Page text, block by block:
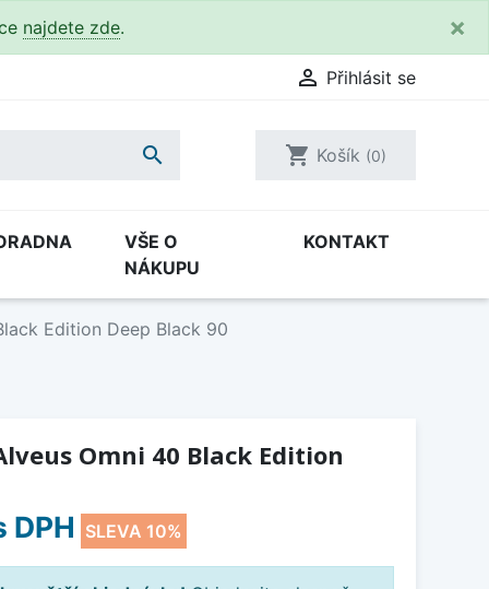
najdete zde. ×
 Přihlásit se
 shopping_cart Košík (0)
VŠE O
NÁKUPU
KONTAKT
Edition Deep Black 90
Omni 40 Black Edition
DPH SLEVA 10%